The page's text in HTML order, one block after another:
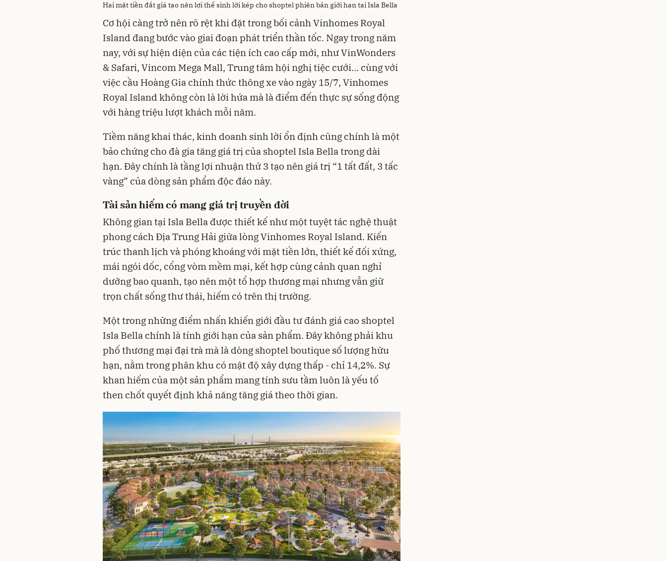
Hai mặt tiền đắt giá tạo nên lợi thế sinh lời kép cho shoptel phiên bản giới hạn tại Isla Bella
Cơ hội càng trở nên rõ rệt khi đặt trong bối cảnh Vinhomes Royal
Island đang bước vào giai đoạn phát triển thần tốc. Ngay trong năm
nay, với sự hiện diện của các tiện ích cao cấp mới, như VinWonders
& Safari, Vincom Mega Mall, Trung tâm hội nghị tiệc cưới… cùng với
việc cầu Hoàng Gia chính thức thông xe vào ngày 15/7, Vinhomes
Royal Island không còn là lời hứa mà là điểm đến thực sự sống động
với hàng triệu lượt khách mỗi năm.
Tiềm năng khai thác, kinh doanh sinh lời ổn định cũng chính là một
bảo chứng cho đà gia tăng giá trị của shoptel Isla Bella trong dài
hạn. Đây chính là tầng lợi nhuận thứ 3 tạo nên giá trị “1 tất đất, 3 tấc
vàng” của dòng sản phẩm độc đáo này.
Tài sản hiếm có mang giá trị truyền đời
Không gian tại Isla Bella được thiết kế như một tuyệt tác nghệ thuật
phong cách Địa Trung Hải giữa lòng Vinhomes Royal Island. Kiến
trúc thanh lịch và phóng khoáng với mặt tiền lớn, thiết kế đối xứng,
mái ngói dốc, cổng vòm mềm mại, kết hợp cùng cảnh quan nghỉ
dưỡng bao quanh, tạo nên một tổ hợp thương mại nhưng vẫn giữ
trọn chất sống thư thái, hiếm có trên thị trường.
Một trong những điểm nhấn khiến giới đầu tư đánh giá cao shoptel
Isla Bella chính là tính giới hạn của sản phẩm. Đây không phải khu
phố thương mại đại trà mà là dòng shoptel boutique số lượng hữu
hạn, nằm trong phân khu có mật độ xây dựng thấp - chỉ 14,2%. Sự
khan hiếm của một sản phẩm mang tính sưu tầm luôn là yếu tố
then chốt quyết định khả năng tăng giá theo thời gian.